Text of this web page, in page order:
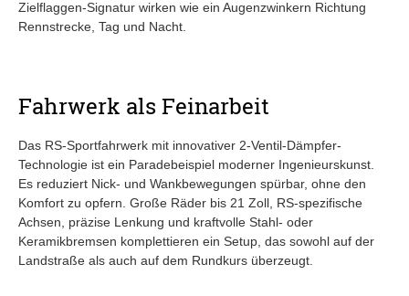
Zielflaggen-Signatur wirken wie ein Augenzwinkern Richtung
Rennstrecke, Tag und Nacht.
Fahrwerk als Feinarbeit
Das RS-Sportfahrwerk mit innovativer 2-Ventil-Dämpfer-
Technologie ist ein Paradebeispiel moderner Ingenieurskunst.
Es reduziert Nick- und Wankbewegungen spürbar, ohne den
Komfort zu opfern. Große Räder bis 21 Zoll, RS-spezifische
Achsen, präzise Lenkung und kraftvolle Stahl- oder
Keramikbremsen komplettieren ein Setup, das sowohl auf der
Landstraße als auch auf dem Rundkurs überzeugt.